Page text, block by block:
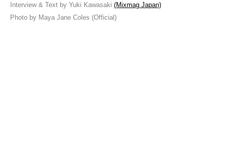
Interview & Text by Yuki Kawasaki (Mixmag Japan)
Photo by Maya Jane Coles (Official)